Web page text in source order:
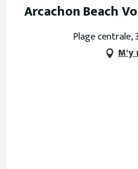
Arcachon Beach
Plage centrale,
M'y